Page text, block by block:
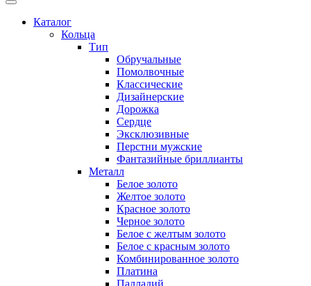
Каталог
Кольца
Тип
Обручальные
Помолвочные
Классические
Дизайнерские
Дорожка
Сердце
Эксклюзивные
Перстни мужские
Фантазийные бриллианты
Металл
Белое золото
Желтое золото
Красное золото
Черное золото
Белое с желтым золото
Белое с красным золото
Комбинированное золото
Платина
Палладий